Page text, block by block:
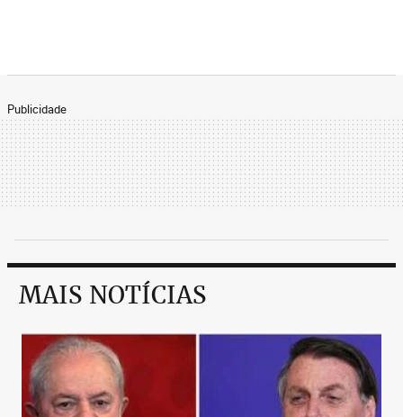
Publicidade
MAIS NOTÍCIAS